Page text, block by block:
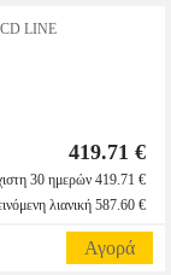
LINE
419.71 €
30 ημερών 419.71 €
λιανική 587.60 €
Αγορά